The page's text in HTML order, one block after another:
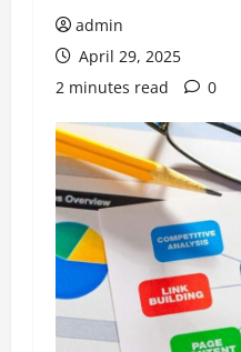
admin
April 29, 2025
2 minutes read
0